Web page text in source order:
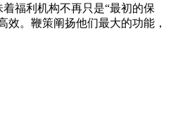
福利机构不再只是“最初的保
效。鞭策阐扬他们最大的功能，